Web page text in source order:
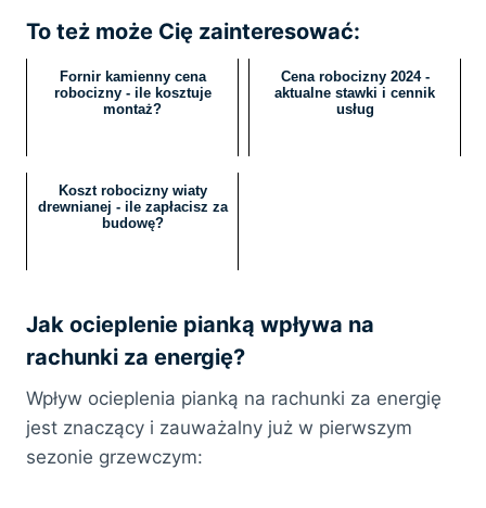
To też może Cię zainteresować:
Fornir kamienny cena
robocizny - ile kosztuje
montaż?
Cena robocizny 2024 -
aktualne stawki i cennik
usług
Koszt robocizny wiaty
drewnianej - ile zapłacisz za
budowę?
Jak ocieplenie pianką wpływa na
rachunki za energię?
Wpływ ocieplenia pianką na rachunki za energię
jest znaczący i zauważalny już w pierwszym
sezonie grzewczym: